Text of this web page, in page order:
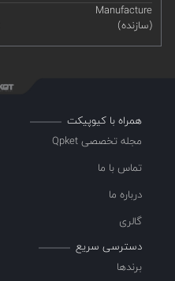
Manufacture
(سازنده)
همراه با کیوپیکت
مجله تخصصی Qpket
تماس با ما
درباره ما
گالری
دسترسی سریع
برندها